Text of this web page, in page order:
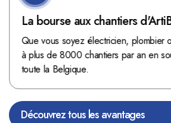
La bourse aux chantiers
véritable mine d'or !
Que vous soyez électricien, plombier
à plus de 8000 chantiers par an en
toute la Belgique.
Découvrez tous les avantages